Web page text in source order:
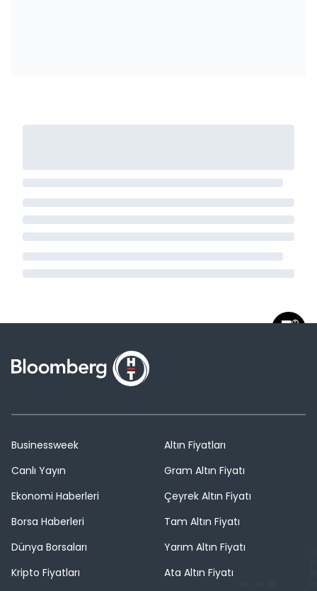
Businessweek
Canlı Yayın
Ekonomi Haberleri
Borsa Haberleri
Dünya Borsaları
Kripto Fiyatları
Altın Fiyatları
Gram Altın Fiyatı
Çeyrek Altın Fiyatı
Tam Altın Fiyatı
Yarım Altın Fiyatı
Ata Altın Fiyatı